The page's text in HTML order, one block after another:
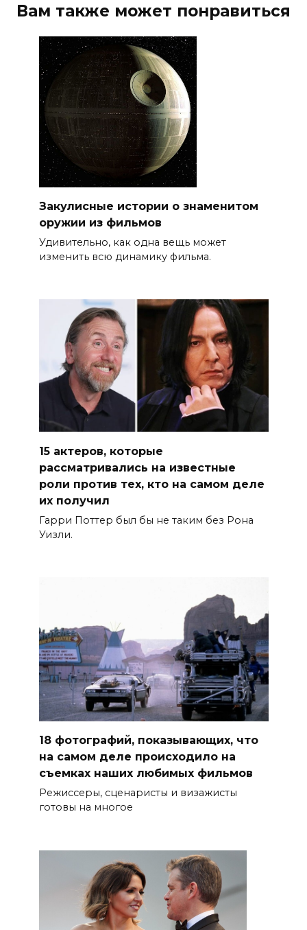
Вам также может понравиться
Закулисные истории о знаменитом
оружии из фильмов
Удивительно, как одна вещь может
изменить всю динамику фильма.
15 актеров, которые
рассматривались на известные
роли против тех, кто на самом деле
их получил
Гарри Поттер был бы не таким без Рона
Уизли.
18 фотографий, показывающих, что
на самом деле происходило на
съемках наших любимых фильмов
Режиссеры, сценаристы и визажисты
готовы на многое